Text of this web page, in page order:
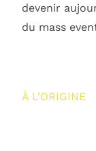
devenir
du mass
À L’ORIGINE